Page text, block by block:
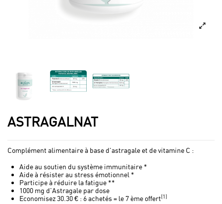
ASTRAGALNAT
Complément alimentaire à base d'astragale et de vitamine C :
Aide au soutien du système immunitaire *
Aide à résister au stress émotionnel *
Participe à réduire la fatigue **
1000 mg d'Astragale par dose
Economisez 30.30 € : 6 achetés = le 7 ème offert(1)